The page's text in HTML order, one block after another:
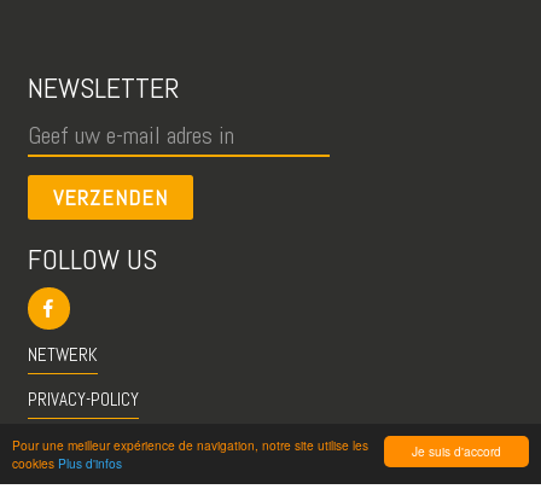
Je suis d'accord
Pour une meilleur expérience de navigation, notre site utilise les
cookies Plus d'infos
NEWSLETTER
VERZENDEN
FOLLOW US
NETWERK
PRIVACY-POLICY
CGU